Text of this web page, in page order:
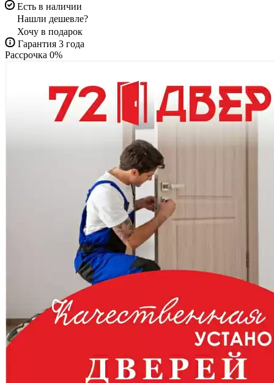
Есть в наличии
Нашли дешевле?
Хочу в подарок
Гарантия 3 года
Рассрочка 0%